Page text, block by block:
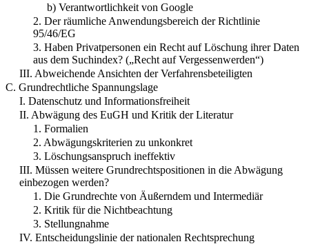
b) Verantwortlichkeit von Google
2. Der räumliche Anwendungsbereich der Richtlinie
95/46/EG
3. Haben Privatpersonen ein Recht auf Löschung ihrer Daten
aus dem Suchindex? („Recht auf Vergessenwerden“)
III. Abweichende Ansichten der Verfahrensbeteiligten
C. Grundrechtliche Spannungslage
I. Datenschutz und Informationsfreiheit
II. Abwägung des EuGH und Kritik der Literatur
1. Formalien
2. Abwägungskriterien zu unkonkret
3. Löschungsanspruch ineffektiv
III. Müssen weitere Grundrechtspositionen in die Abwägung
einbezogen werden?
1. Die Grundrechte von Äußerndem und Intermediär
2. Kritik für die Nichtbeachtung
3. Stellungnahme
IV. Entscheidungslinie der nationalen Rechtsprechung